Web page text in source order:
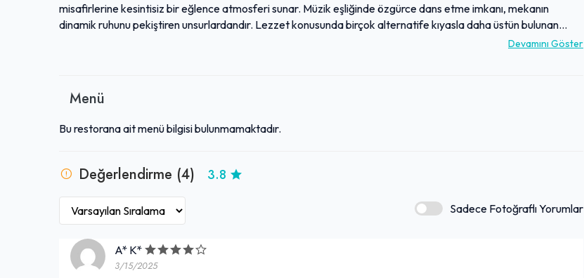
misafirlerine kesintisiz bir eğlence atmosferi sunar. Müzik eşliğinde özgürce dans etme imkanı, mekanın
dinamik ruhunu pekiştiren unsurlardandır. Lezzet konusunda birçok alternatife kıyasla daha üstün bulunan
sunumları, fiyat-performans dengesiyle de takdir toplamaktadır. Bu nitelikleri sayesinde, işletme özellikle
Devamını Göster
Menü
Bu restorana ait menü bilgisi bulunmamaktadır.
Değerlendirme (4) 3.8
Sadece Fotoğraflı Yorumlar
A* K*
3/15/2025